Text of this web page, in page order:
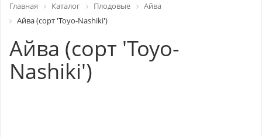
Главная Каталог Плодовые
Айва
Айва (сорт 'Toyo-Nashiki')
Айва (сорт 'Toyo-
Nashiki')